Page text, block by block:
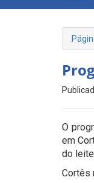
O
em
do
Cortês